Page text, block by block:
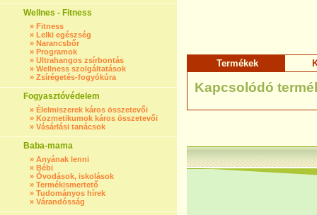
Wellnes - Fitness
» Fitness
» Lelki egészség
» Narancsbőr
» Programok
» Ultrahangos zsírbontás
» Wellness szolgáltatások
» Zsírégetés-fogyókúra
Fogyasztóvédelem
» Élelmiszerek káros összetevői
» Kozmetikumok káros összetevői
» Vásárlási tanácsok
Baba-mama
» Anyának lenni
» Bébi
» Óvodások, iskolások
» Termékismertető
» Tudományos hírek
» Várandósság
Termékek
Kapcsolódó